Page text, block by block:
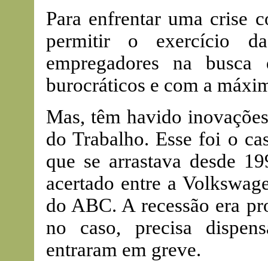
Para enfrentar uma crise
permitir o exercício
empregadores na busca
burocráticos e com a
Mas, têm havido
do Trabalho. Esse foi o
que se arrastava desde
acertado entre a
do ABC. A recessão era
no caso, precisa
entraram em greve.